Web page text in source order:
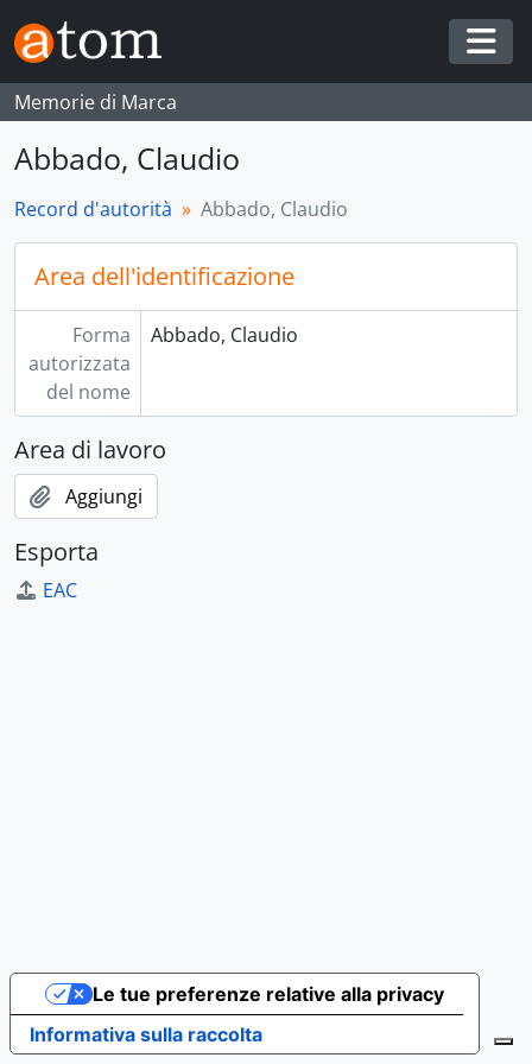
Skip to main content
Memorie di Marca
Abbado, Claudio
Record d'autorità Abbado, Claudio
Area dell'identificazione
Forma
autorizzata
del nome
Abbado, Claudio
Area di lavoro
Aggiungi
Esporta
EAC
Informativa sulla raccolta
Le tue preferenze relative alla privacy